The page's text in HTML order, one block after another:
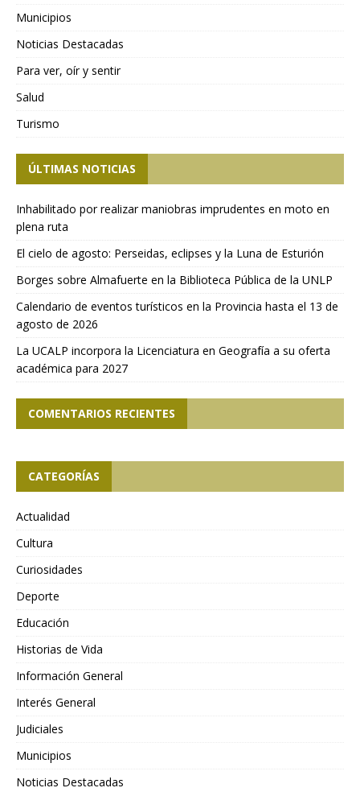
Municipios
Noticias Destacadas
Para ver, oír y sentir
Salud
Turismo
ÚLTIMAS NOTICIAS
Inhabilitado por realizar maniobras imprudentes en moto en
plena ruta
El cielo de agosto: Perseidas, eclipses y la Luna de Esturión
Borges sobre Almafuerte en la Biblioteca Pública de la UNLP
Calendario de eventos turísticos en la Provincia hasta el 13 de
agosto de 2026
La UCALP incorpora la Licenciatura en Geografía a su oferta
académica para 2027
COMENTARIOS RECIENTES
CATEGORÍAS
Actualidad
Cultura
Curiosidades
Deporte
Educación
Historias de Vida
Información General
Interés General
Judiciales
Municipios
Noticias Destacadas